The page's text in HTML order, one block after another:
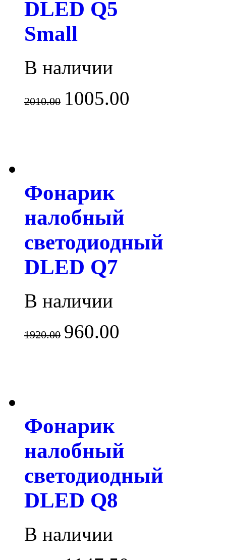
DLED Q5
Small
В наличии
2010.00 1005.00
Фонарик
налобный
светодиодный
DLED Q7
В наличии
1920.00 960.00
Фонарик
налобный
светодиодный
DLED Q8
В наличии